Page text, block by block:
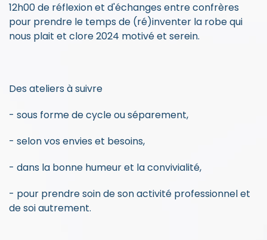
12h00 de réflexion et d'échanges entre confrères
pour prendre le temps de (ré)inventer la robe qui
nous plait et clore 2024 motivé et serein.
Des ateliers à suivre
- sous forme de cycle ou séparement,
- selon vos envies et besoins,
- dans la bonne humeur et la convivialité,
- pour prendre soin de son activité professionnel et
de soi autrement.